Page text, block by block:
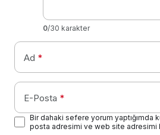
0/30 karakter
Ad *
E-Posta *
Bir dahaki sefere yorum yaptığımda
posta adresimi ve web site adresimi